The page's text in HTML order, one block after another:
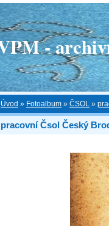
-
Úvod » Fotoalbum » ČSOL »
pracovní Čsol Český